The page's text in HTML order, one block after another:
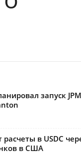
запуск JPM
в USDC
в США